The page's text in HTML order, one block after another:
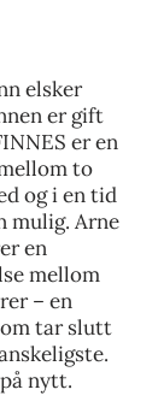
elsker
er gift
er en
to
og i en tid
mulig. Arne
en
mellom
– en
tar slutt
nytt.